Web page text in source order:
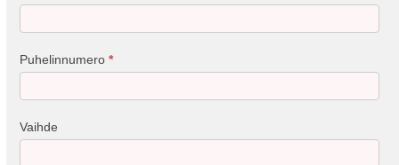
Puhelinnumero*
Vaihde